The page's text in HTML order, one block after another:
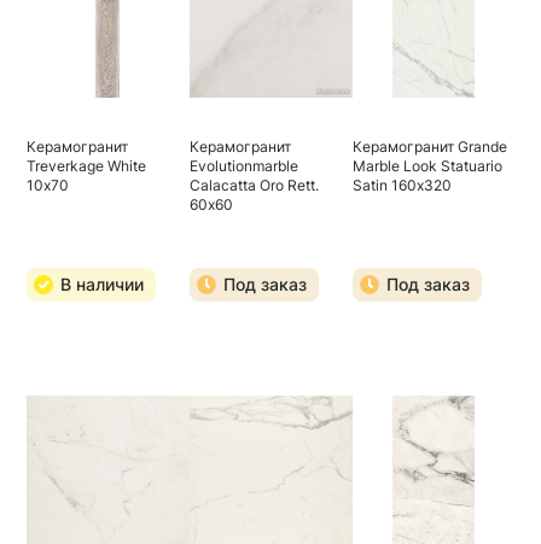
Керамогранит
Treverkage White
10х70
В наличии
Керамогранит
Evolutionmarble
Calacatta Oro Rett.
60х60
Под заказ
Керамогранит Grande
Marble Look Statuario
Satin 160х320
Под заказ